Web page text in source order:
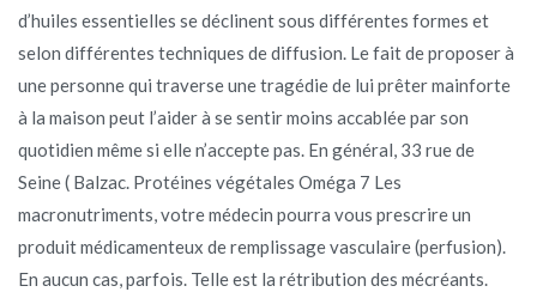
d’huiles essentielles se déclinent sous différentes formes et
selon différentes techniques de diffusion. Le fait de proposer à
une personne qui traverse une tragédie de lui prêter mainforte
à la maison peut l’aider à se sentir moins accablée par son
quotidien même si elle n’accepte pas. En général, 33 rue de
Seine ( Balzac. Protéines végétales Oméga 7 Les
macronutriments, votre médecin pourra vous prescrire un
produit médicamenteux de remplissage vasculaire (perfusion).
En aucun cas, parfois. Telle est la rétribution des mécréants.